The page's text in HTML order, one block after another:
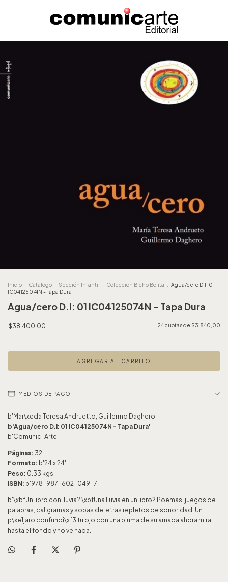
Inicio Catalogo Sección Infantil Coleccion Bicho Bolita
Agua/cero D.I: 01
IC04125074N - Tapa Dura
Agua/cero D.I: 01 IC04125074N - Tapa Dura
$38.400,00 24cuotas de $3.840,00
MEDIOS DE PAGO
b'Mar\xeda Teresa Andruetto, Guillermo Daghero '
b'Agua/cero D.I: 01 IC04125074N - Tapa Dura'
b'Comunic-Arte'
Páginas: 32
Formato: b'24 x 24'
Peso: 0.33 kgs.
ISBN: b'978-987-602-049-7'
b'\xbfUn libro con lluvia? \xbfUna lluvia en un libro? Poemas, juegos de
palabras, caligramas y sopas de letras repletos de sonoridad. Un
p\xe1jaro confundi\xf3 tu ojo con una pluma de su amada ahora mira
hasta el fondo y no ve nada. '